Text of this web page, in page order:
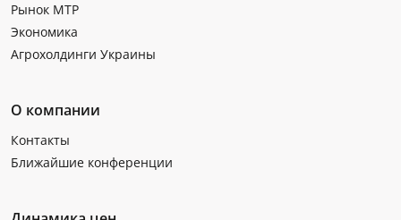
Рынок МТР
Экономика
Агрохолдинги Украины
О компании
Контакты
Ближайшие конференции